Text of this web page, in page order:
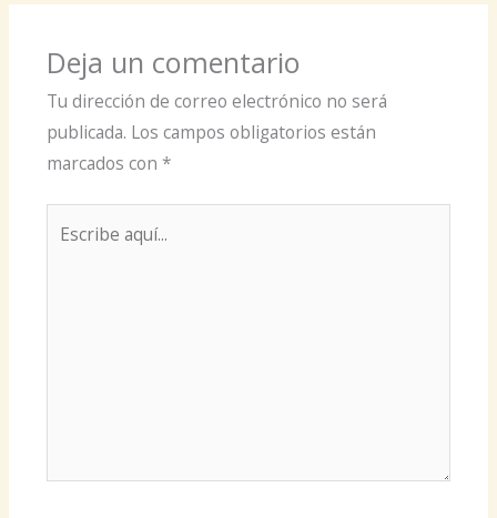
Deja un comentario
Tu dirección de correo electrónico no será
publicada. Los campos obligatorios están
marcados con *